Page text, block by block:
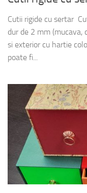
Cutii rigide cu sertar
dur de 2 mm
si exterior cu hartie
poate fi...